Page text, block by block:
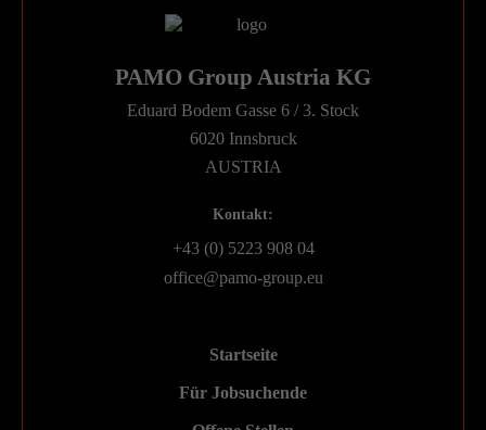
PAMO Group Austria KG
Eduard Bodem Gasse 6 / 3. Stock
6020 Innsbruck
AUSTRIA
Kontakt:
+43 (0) 5223 908 04
office@pamo-group.eu
Startseite
Für Jobsuchende